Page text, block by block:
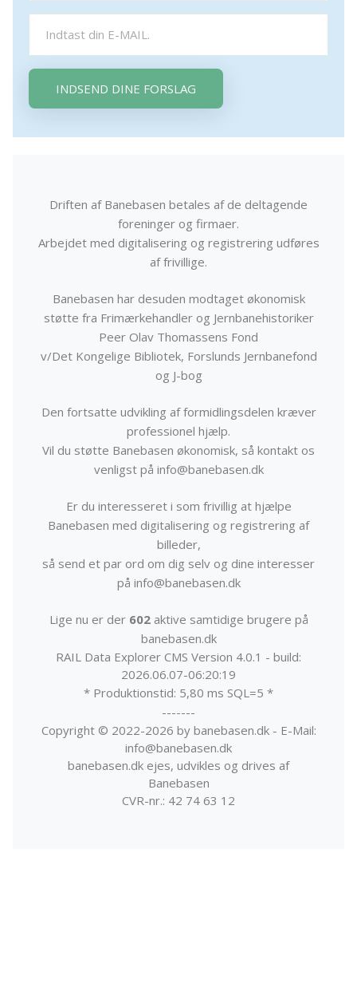
INDSEND DINE FORSLAG
Driften af Banebasen betales af de deltagende
foreninger og firmaer.
Arbejdet med digitalisering og registrering udføres
af frivillige.
Banebasen har desuden modtaget økonomisk
støtte fra Frimærkehandler og Jernbanehistoriker
Peer Olav Thomassens Fond
v/Det Kongelige Bibliotek, Forslunds Jernbanefond
og J-bog
Den fortsatte udvikling af formidlingsdelen kræver
professionel hjælp.
Vil du støtte Banebasen økonomisk, så kontakt os
venligst på info@banebasen.dk
Er du interesseret i som frivillig at hjælpe
Banebasen med digitalisering og registrering af
billeder,
så send et par ord om dig selv og dine interesser
på info@banebasen.dk
Lige nu er der 602aktive samtidige brugere på
banebasen.dk
RAIL Data Explorer CMS Version 4.0.1 - build:
2026.06.07-06:20:19
* Produktionstid: 5,80 ms SQL=5 *
-------
Copyright © 2022-2026 by banebasen.dk - E-Mail:
info@banebasen.dk
banebasen.dk ejes, udvikles og drives af
Banebasen
CVR-nr.: 42 74 63 12